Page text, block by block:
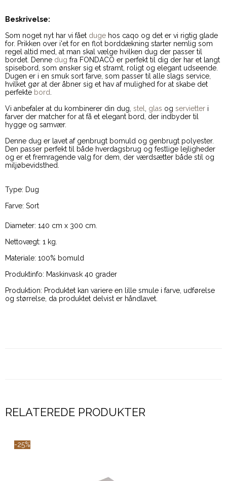
Beskrivelse:
Som noget nyt har vi fået duge hos caqo og det er vi rigtig glade
for. Prikken over i'et for en flot borddækning starter nemlig som
regel altid med, at man skal vælge hvilken dug der passer til
bordet. Denne dug fra FONDACO er perfekt til dig der har et langt
spisebord, som ønsker sig et stramt, roligt og elegant udseende.
Dugen er i en smuk sort farve, som passer til alle slags service,
hvilket gør at der åbner sig et hav af mulighed for at skabe det
perfekte bord
Vi anbefaler at du kombinerer din dug, stel glas og servietter i
farver der matcher for at få et elegant bord, der indbyder til
hygge og samvær.
Denne dug er lavet af genbrugt bomuld og genbrugt polyester.
Den passer perfekt til både hverdagsbrug og festlige lejligheder
og er et fremragende valg for dem, der værdsætter både stil og
miljøbevidsthed.
Type: Dug
Farve: Sort
Diameter: 140 cm x 300 cm.
Nettovægt: 1 kg.
Materiale: 100% bomuld
Produktinfo: Maskinvask 40 grader
Produktion: Produktet kan variere en lille smule i farve, udførelse
og størrelse, da produktet delvist er håndlavet.
RELATEREDE PRODUKTER
-25%